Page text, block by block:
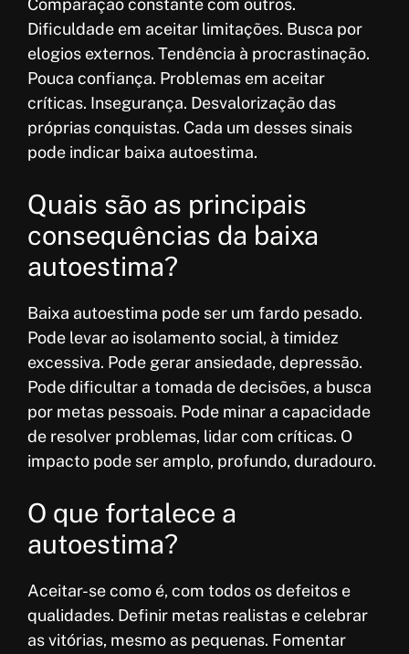
Comparação constante com outros.
Dificuldade em aceitar limitações. Busca por
elogios externos. Tendência à procrastinação.
Pouca confiança. Problemas em aceitar
críticas. Insegurança. Desvalorização das
próprias conquistas. Cada um desses sinais
pode indicar baixa autoestima.
Quais são as principais
consequências da baixa
autoestima?
Baixa autoestima pode ser um fardo pesado.
Pode levar ao isolamento social, à timidez
excessiva. Pode gerar ansiedade, depressão.
Pode dificultar a tomada de decisões, a busca
por metas pessoais. Pode minar a capacidade
de resolver problemas, lidar com críticas. O
impacto pode ser amplo, profundo, duradouro.
O que fortalece a
autoestima?
Aceitar-se como é, com todos os defeitos e
qualidades. Definir metas realistas e celebrar
as vitórias, mesmo as pequenas. Fomentar